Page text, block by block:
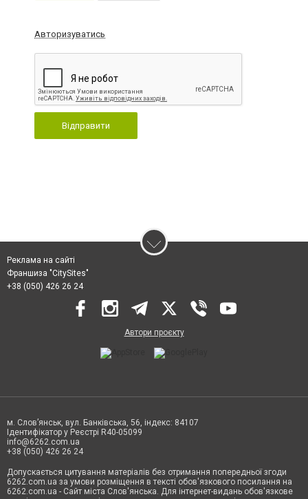
Авторизуватись
Відправити
Реклама на сайті
Франшиза "CitySites"
+38 (050) 426 26 24
Автори проєкту
м. Слов’янськ, вул. Банківська, 56, індекс: 84107
Ідентифікатор у Реєстрі R40-05099
info@6262.com.ua
+38 (050) 426 26 24
Допускається цитування матеріалів без отримання попередньої згоди
6262.com.ua за умови розміщення в тексті обов'язкового посилання на
6262.com.ua - Сайт міста Слов'янська. Для інтернет-видань обов'язкове